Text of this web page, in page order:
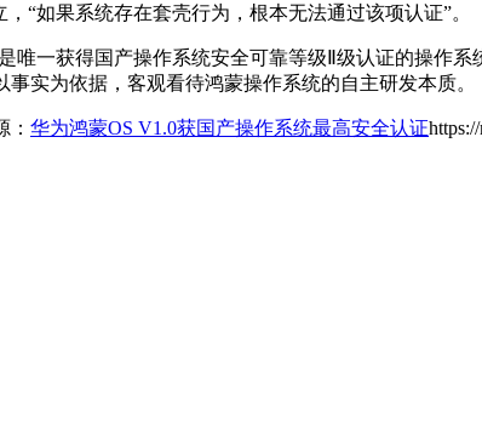
“如果系统存在套壳行为，根本无法通过该项认证”。
唯一获得国产操作系统安全可靠等级Ⅱ级认证的操作
实为依据，客观看待鸿蒙操作系统的自主研发本质。
华为鸿蒙OS V1.0获国产操作系统最高安全认证